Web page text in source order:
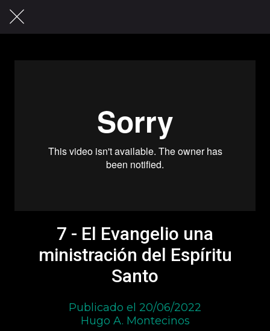
7 - El Evangelio una
ministración del Espíritu
Santo
Publicado el 20/06/2022
Hugo A. Montecinos